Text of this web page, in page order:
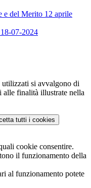
e del Merito 12 aprile
07-2024
utilizzati si avvalgono di
alle finalità illustrate nella
tutti i cookies
cookie consentire.
il funzionamento della
al funzionamento potete